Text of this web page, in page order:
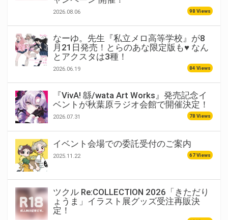
2026.08.06 98 Views
なーゆ。先生『私立メロ高等学校』が8
月21日発売！とらのあな限定版も♥ なん
とアクスタは3種！
2026.06.19 84 Views
『VivA! 緜/wata Art Works』発売記念イ
ベントが秋葉原ラジオ会館で開催決定！
2026.07.31 78 Views
イベント会場での委託受付のご案内
2025.11.22 67 Views
ツクル Re:COLLECTION 2026「きただり
ょうま」イラスト展グッズ受注再販決
定！